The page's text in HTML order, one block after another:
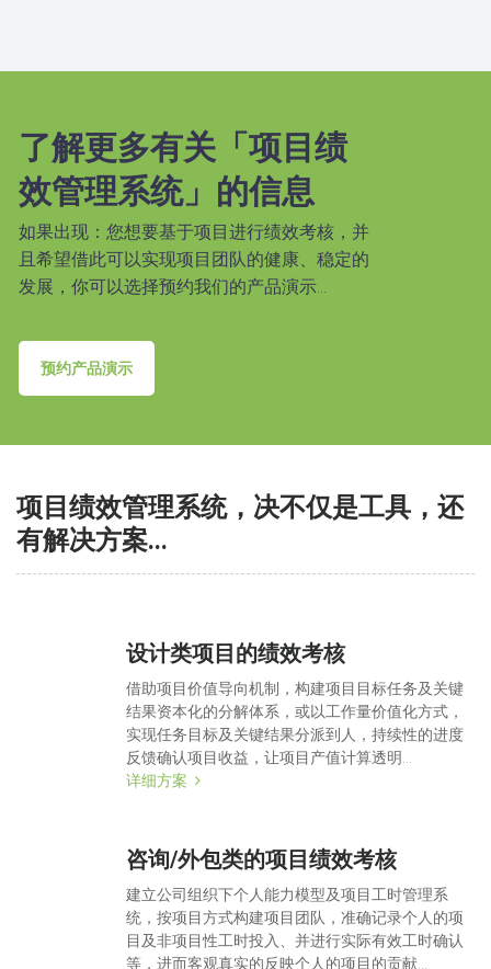
了解更多有关「项目绩
效管理系统」的信息
如果出现：您想要基于项目进行绩效考核，并
且希望借此可以实现项目团队的健康、稳定的
发展，你可以选择预约我们的产品演示...
预约产品演示
项目绩效管理系统，决不仅是工具，还
有解决方案...
设计类项目的绩效考核
借助项目价值导向机制，构建项目目标任务及关键
结果资本化的分解体系，或以工作量价值化方式，
实现任务目标及关键结果分派到人，持续性的进度
反馈确认项目收益，让项目产值计算透明...
详细方案
咨询/外包类的项目绩效考核
建立公司组织下个人能力模型及项目工时管理系
统，按项目方式构建项目团队，准确记录个人的项
目及非项目性工时投入、并进行实际有效工时确认
等，进而客观真实的反映个人的项目的贡献...